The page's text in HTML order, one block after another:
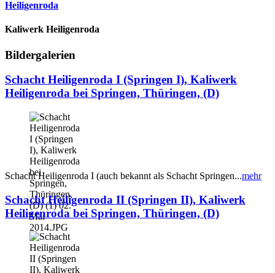
Heiligenroda
Kaliwerk Heiligenroda
Bildergalerien
Schacht Heiligenroda I (Springen I), Kaliwerk
Heiligenroda bei Springen, Thüringen, (D)
Schacht Heiligenroda I (auch bekannt als Schacht Springen...mehr
Schacht Heiligenroda II (Springen II), Kaliwerk
Heiligenroda bei Springen, Thüringen, (D)